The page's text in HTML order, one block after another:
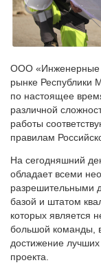
ООО «Инженерные
рынке Республики
по настоящее
различной
работы
правилам
На сегодняшний
обладает всеми
разрешительными
базой и штатом
которых является
большой команды,
достижение лучших
проекта.